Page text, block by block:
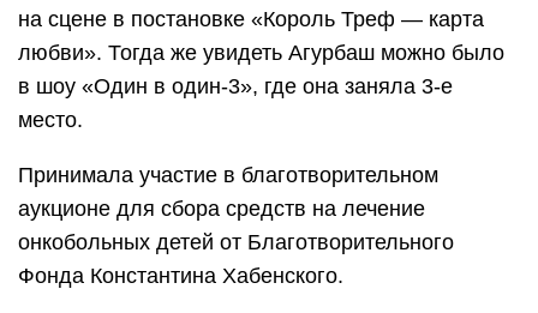
на сцене в постановке «Король Треф — карта
любви». Тогда же увидеть Агурбаш можно было
в шоу «Один в один-3», где она заняла 3-е
место.
Принимала участие в благотворительном
аукционе для сбора средств на лечение
онкобольных детей от Благотворительного
Фонда Константина Хабенского.